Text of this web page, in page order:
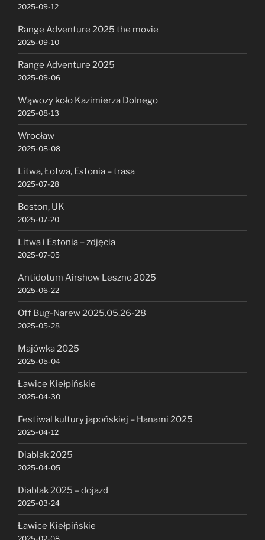
2025-09-12
Range Adventure 2025 the movie
2025-09-10
Range Adventure 2025
2025-09-06
Wąwozy koło Kazimierza Dolnego
2025-08-13
Wrocław
2025-08-08
Litwa, Łotwa, Estonia – trasa
2025-07-28
Boston, UK
2025-07-20
Litwa i Estonia – zdjęcia
2025-07-05
Antidotum Airshow Leszno 2025
2025-06-22
Off Bug-Narew 2025.05.26-28
2025-05-28
Majówka 2025
2025-05-04
Ławice Kiełpińskie
2025-04-30
Festiwal kultury japońskiej – Hanami 2025
2025-04-12
Diablak 2025
2025-04-05
Diablak 2025 – dojazd
2025-03-24
Ławice Kiełpińskie